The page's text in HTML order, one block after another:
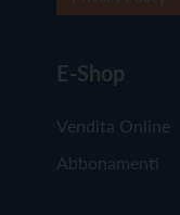
E-Shop
Vendita Online
Abbonamenti